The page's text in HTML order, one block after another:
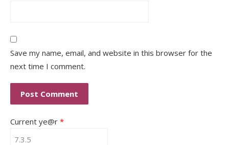
Save my name, email, and website in this browser for the
next time I comment.
Current ye@r *